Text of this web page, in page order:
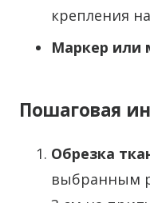
крепления
Маркер или
Пошаговая
Обрезка
выбранным